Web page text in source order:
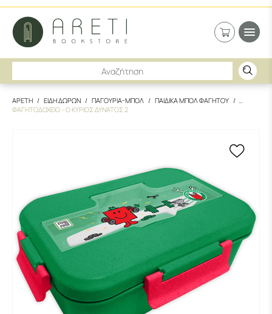
ΑΡΕΤΗ ΕΙΔΗ ΔΩΡΩΝ ΠΑΓΟΥΡΙΑ-ΜΠΟΛ
ΠΑΙΔΙΚΑ ΜΠΟΛ ΦΑΓΗΤΟΥ
ΦΑΓΗΤΟΔΟΧΕΙΟ - Ο ΚΥΡΙΟΣ ΔΥΝΑΤΟΣ 2